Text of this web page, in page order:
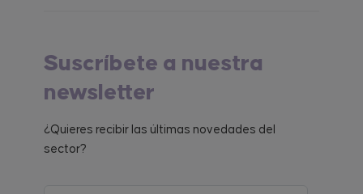
Suscríbete a nuestra
newsletter
¿Quieres recibir las últimas novedades del
sector?